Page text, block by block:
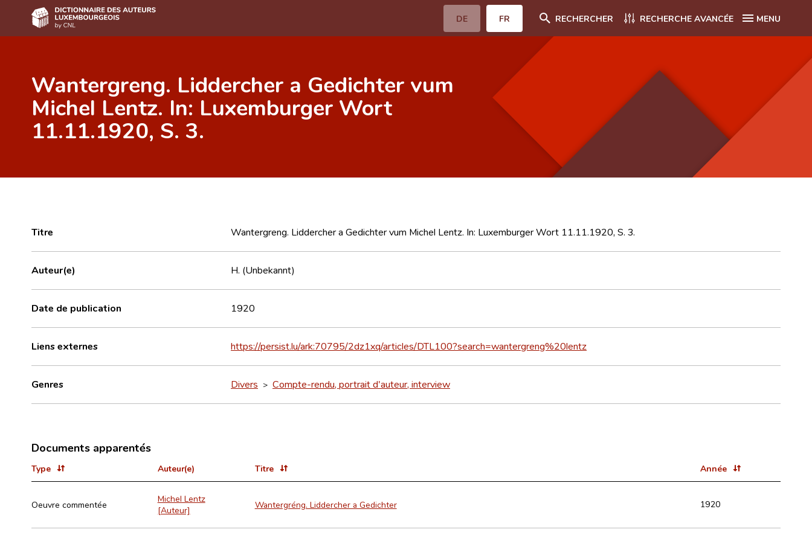
DE FR RECHERCHER RECHERCHE AVANCÉE MENU
Auteur(e)s A-Z
Recherche avancée
Foire aux questions
Équipe scientifique
Wantergreng. Liddercher a Gedichter vum
Michel Lentz. In: Luxemburger Wort
11.11.1920, S. 3.
Titre Wantergreng. Liddercher a Gedichter vum Michel Lentz. In: Luxemburger Wort 11.11.1920, S. 3.
Auteur(e) H. (Unbekannt)
Date de publication 1920
Liens externes https://persist.lu/ark:70795/2dz1xq/articles/DTL100?search=wantergreng%20lentz
Genres Divers > Compte-rendu, portrait d'auteur, interview
Documents apparentés
Type Auteur(e) Titre Année
Oeuvre commentée
Michel Lentz
[Auteur]
Wantergréng. Liddercher a Gedichter 1920